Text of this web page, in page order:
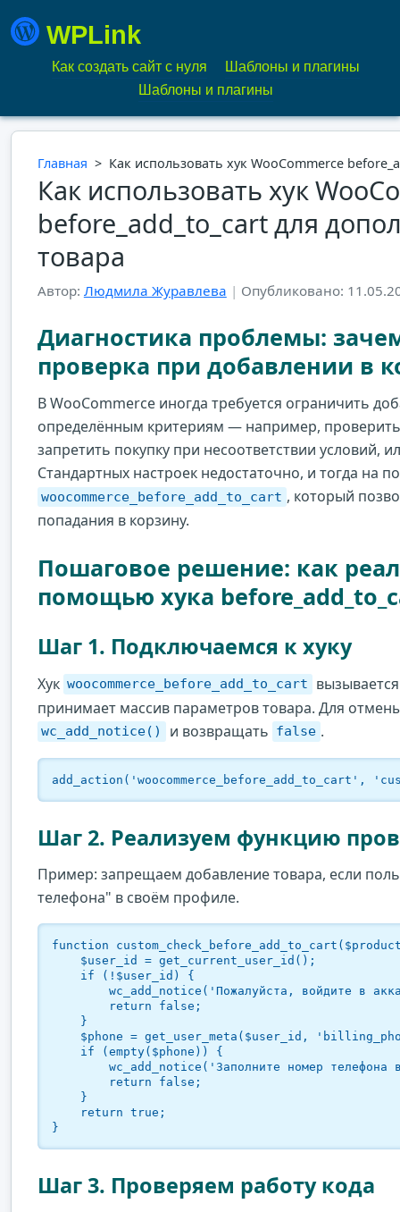
WPLink
Как создать сайт с нуля
Шаблоны и плагины
Шаблоны и плагины
Главная > Как использовать хук WooCommerce
Как использовать хук
before_add_to_cart для
товара
Автор: Людмила Журавлева | Опубликовано:
Диагностика проблемы:
проверка при добавлении в
В WooCommerce иногда требуется ограничить
определённым критериям — например,
запретить покупку при несоответствии условий,
Стандартных настроек недостаточно, и тогда на
woocommerce_before_add_to_cart , который
попадания в корзину.
Пошаговое решение: как
помощью хука
Шаг 1. Подключаемся к хуку
Хук woocommerce_before_add_to_cart
принимает массив параметров товара. Для
wc_add_notice() и возвращать false .
add_action('woocommerce_before_add_to_cart',
Шаг 2. Реализуем функцию
Пример: запрещаем добавление товара, если
телефона" в своём профиле.
function
}
Шаг 3. Проверяем работу кода